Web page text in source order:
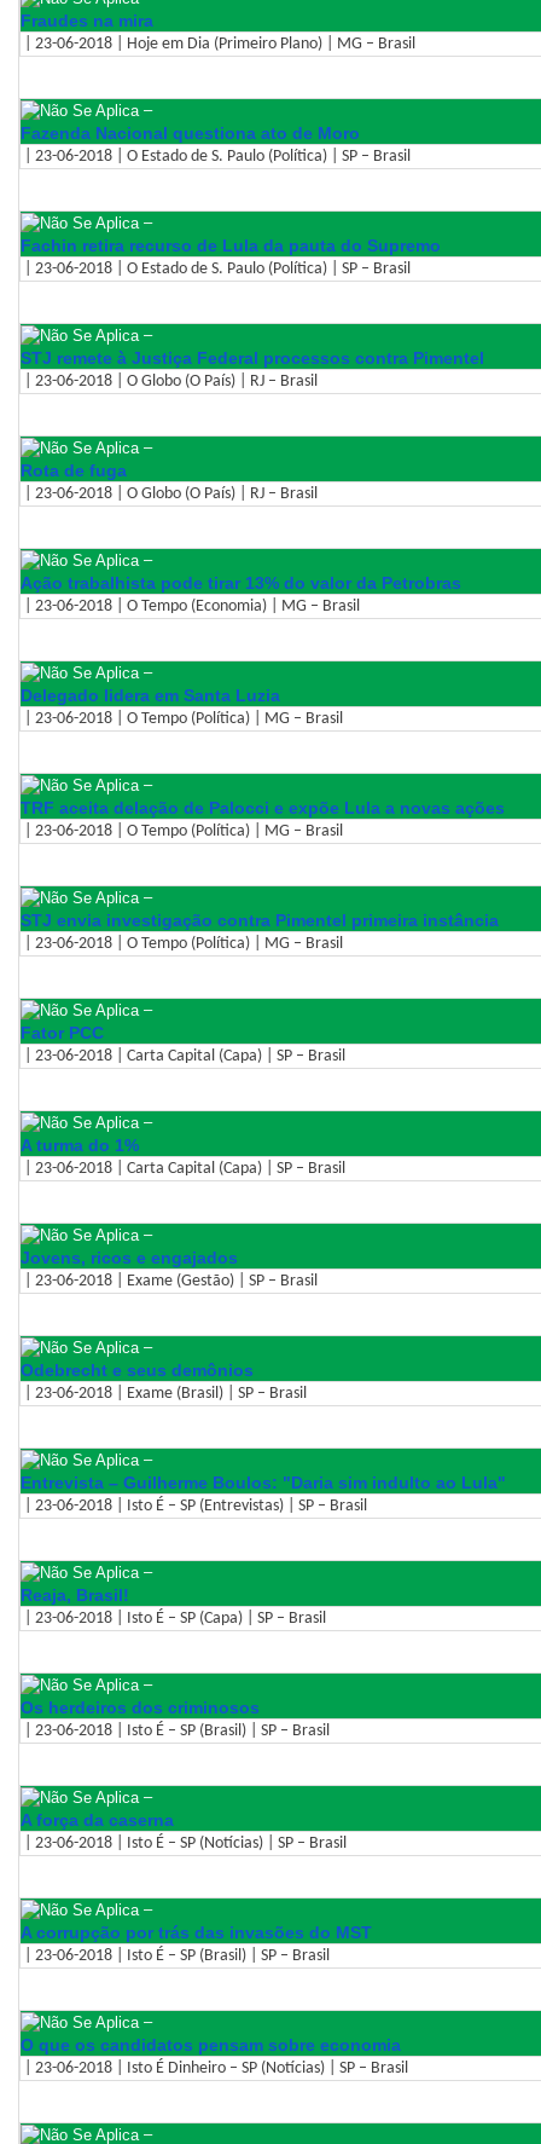
Fraudes na mira
| 23-06-2018 | Hoje em Dia (Primeiro Plano) | MG – Brasil
–
Fazenda Nacional questiona ato de Moro
| 23-06-2018 | O Estado de S. Paulo (Política) | SP – Brasil
–
Fachin retira recurso de Lula da pauta do Supremo
| 23-06-2018 | O Estado de S. Paulo (Política) | SP – Brasil
–
STJ remete à Justiça Federal processos contra Pimentel
| 23-06-2018 | O Globo (O País) | RJ – Brasil
–
Rota de fuga
| 23-06-2018 | O Globo (O País) | RJ – Brasil
–
Ação trabalhista pode tirar 13% do valor da Petrobras
| 23-06-2018 | O Tempo (Economia) | MG – Brasil
–
Delegado lidera em Santa Luzia
| 23-06-2018 | O Tempo (Política) | MG – Brasil
–
TRF aceita delação de Palocci e expõe Lula a novas ações
| 23-06-2018 | O Tempo (Política) | MG – Brasil
–
STJ envia investigação contra Pimentel primeira instância
| 23-06-2018 | O Tempo (Política) | MG – Brasil
–
Fator PCC
| 23-06-2018 | Carta Capital (Capa) | SP – Brasil
–
A turma do 1%
| 23-06-2018 | Carta Capital (Capa) | SP – Brasil
–
Jovens, ricos e engajados
| 23-06-2018 | Exame (Gestão) | SP – Brasil
–
Odebrecht e seus demônios
| 23-06-2018 | Exame (Brasil) | SP – Brasil
–
Entrevista – Guilherme Boulos: "Daria sim indulto ao Lula"
| 23-06-2018 | Isto É – SP (Entrevistas) | SP – Brasil
–
Reaja, Brasil!
| 23-06-2018 | Isto É – SP (Capa) | SP – Brasil
–
Os herdeiros dos criminosos
| 23-06-2018 | Isto É – SP (Brasil) | SP – Brasil
–
A força da caserna
| 23-06-2018 | Isto É – SP (Notícias) | SP – Brasil
–
A corrupção por trás das invasões do MST
| 23-06-2018 | Isto É – SP (Brasil) | SP – Brasil
–
O que os candidatos pensam sobre economia
| 23-06-2018 | Isto É Dinheiro – SP (Notícias) | SP – Brasil
–